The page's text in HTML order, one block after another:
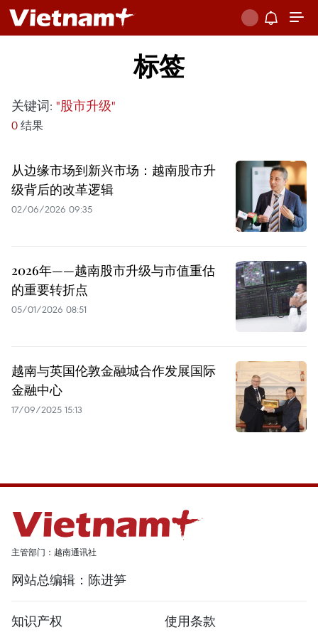
标签
关键词: "股市升级"
0 结果
从边缘市场到新兴市场：越南股市升
级背后的改革逻辑
02/06/2026 09:35
2026年——越南股市升级与市值重估
的重要转折点
05/01/2026 08:51
越南与英国伦敦金融城合作发展国际
金融中心
17/09/2025 15:13
主管部门：越南通讯社
网站总编辑：陈进笋
知识产权 使用条款